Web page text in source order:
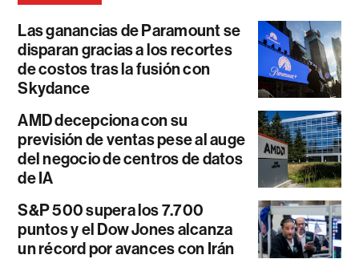
Las ganancias de Paramount se
disparan gracias a los recortes
de costos tras la fusión con
Skydance
AMD decepciona con su
previsión de ventas pese al auge
del negocio de centros de datos
de IA
S&P 500 supera los 7.700
puntos y el Dow Jones alcanza
un récord por avances con Irán